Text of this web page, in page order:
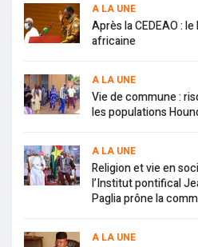
A LA UNE
Après la CEDEAO :
africaine
A LA UNE
Vie de commune :
les populations
A LA UNE
Religion et vie en
l’Institut pontifical
Paglia prône la
A LA UNE